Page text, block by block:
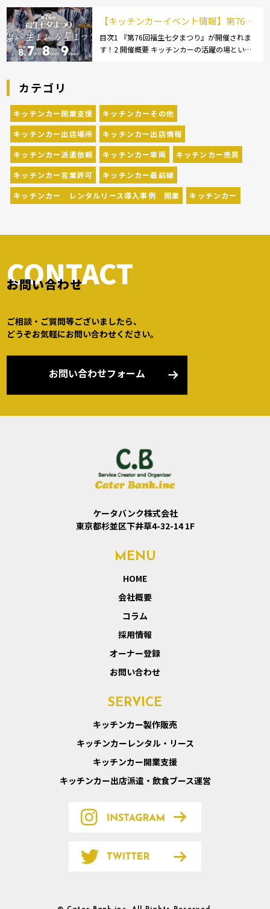
チンカー:1t～ […]
【キッチンカーイベント情報】第76回
福生七夕まつりが開催されます！
目次1 『第76回福生七夕まつり』が開催されま
す！2 開催概要 キッチンカーの活躍の場といえ
カテゴリ
キッチンカー開業支援
キッチンカーその他
キッチンカー出店場所
キッチンカー出店情報
キッチンカー派遣依頼
キッチンカー車両
キッチンカー売買
キッチンカー営業許可
キッチンカー最前線
キッチンカー レンタルリース導入事例 開業
キッチンカー
CONTACT
お問い合わせ
ご相談・ご質問等ございましたら、
どうぞお気軽にお問い合わせください。
お問い合わせフォーム
ケータバンク株式会社
東京都杉並区下井草4-32-14 1F
MENU
HOME
会社概要
コラム
採用情報
オーナー登録
お問い合わせ
SERVICE
キッチンカー製作販売
キッチンカーレンタル・リース
キッチンカー開業支援
キッチンカー出店派遣・飲食ブース運営